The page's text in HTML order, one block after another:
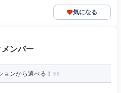
気になる
ンバー
ンから選べる！